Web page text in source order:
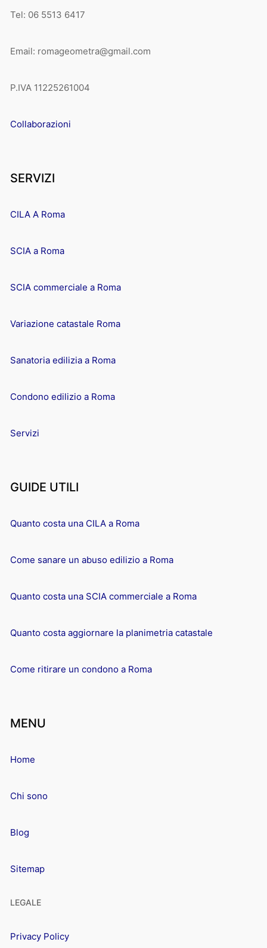
Tel: 06 5513 6417
Email: romageometra@gmail.com
P.IVA 11225261004
Collaborazioni
SERVIZI
CILA A Roma
SCIA a Roma
SCIA commerciale a Roma
Variazione catastale Roma
Sanatoria edilizia a Roma
Condono edilizio a Roma
Servizi
GUIDE UTILI
Quanto costa una CILA a Roma
Come sanare un abuso edilizio a Roma
Quanto costa una SCIA commerciale a Roma
Quanto costa aggiornare la planimetria catastale
Come ritirare un condono a Roma
MENU
Home
Chi sono
Blog
Sitemap
LEGALE
Privacy Policy